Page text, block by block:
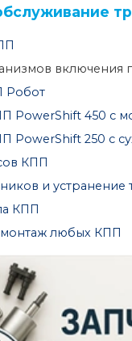
включения
Робот
PowerShift 450 с
PowerShift 250 с
КПП
и
КПП
любых КПП